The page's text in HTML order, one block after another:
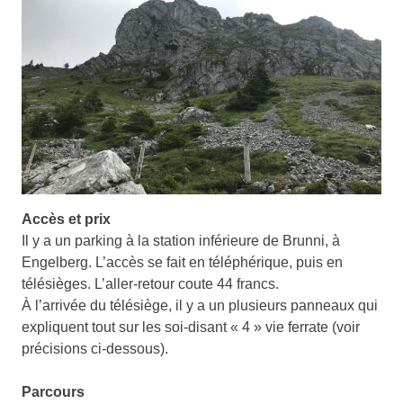
Accès et prix
Il y a un parking à la station inférieure de Brunni, à
Engelberg. L’accès se fait en téléphérique, puis en
télésièges. L’aller-retour coute 44 francs.
À l’arrivée du télésiège, il y a un plusieurs panneaux qui
expliquent tout sur les soi-disant « 4 » vie ferrate (voir
précisions ci-dessous).
Parcours